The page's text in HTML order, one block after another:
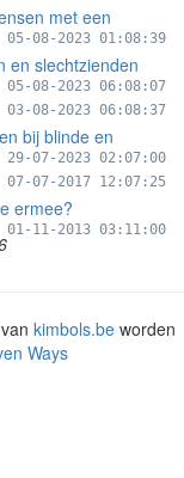
met een
05-08-2023 01:08:39
en slechtzienden
05-08-2023 06:08:07
03-08-2023 06:08:37
bij blinde en
29-07-2023 02:07:00
07-07-2017 12:07:25
ermee?
01-11-2013 03:11:00
kimbols.beworden
Ways